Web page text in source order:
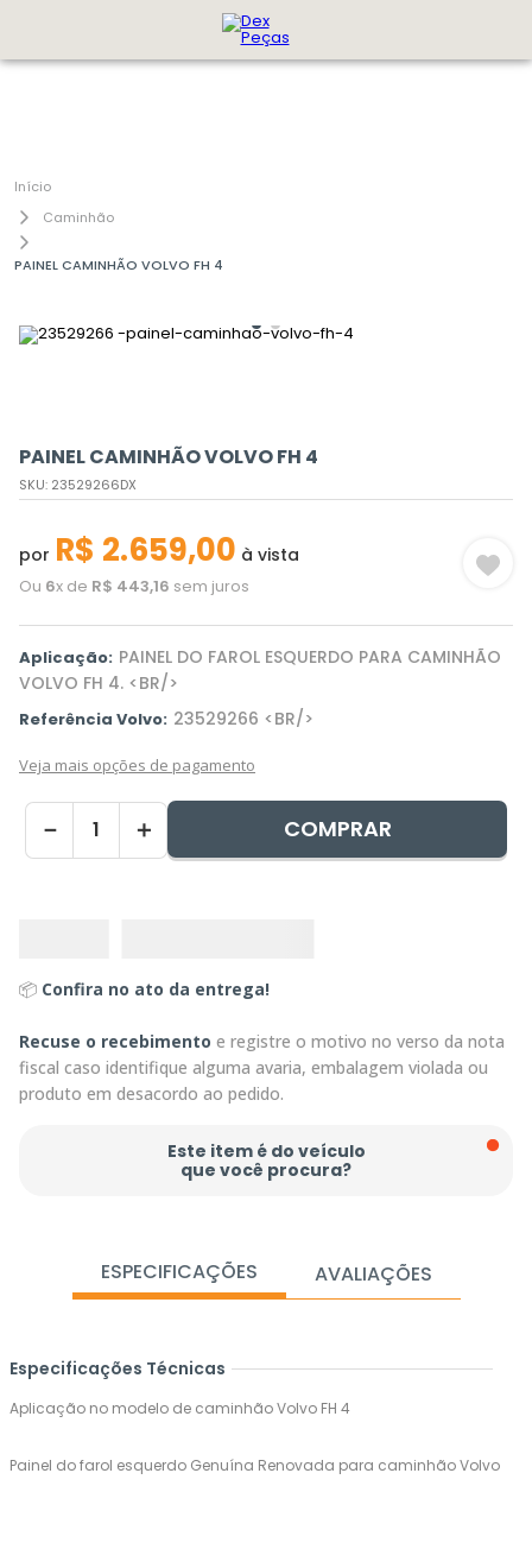
Caminhão
PAINEL CAMINHÃO VOLVO FH 4
PAINEL CAMINHÃO VOLVO FH 4
SKU: 23529266DX
por R$ 2.659,00 à vista
Ou 6x de R$ 443,16 sem juros
Aplicação: PAINEL DO FAROL ESQUERDO PARA CAMINHÃO
VOLVO FH 4. <BR/>
Referência Volvo: 23529266 <BR/>
Veja mais opções de pagamento
＋
－ COMPRAR
📦 Confira no ato da entrega!
Recuse o recebimento e registre o motivo no verso da nota
fiscal caso identifique alguma avaria, embalagem violada ou
produto em desacordo ao pedido.
Este item é do veículo
que você procura?
ESPECIFICAÇÕES AVALIAÇÕES
Especificações Técnicas
Aplicação no modelo de caminhão Volvo FH 4
Painel do farol esquerdo Genuína Renovada para caminhão Volvo